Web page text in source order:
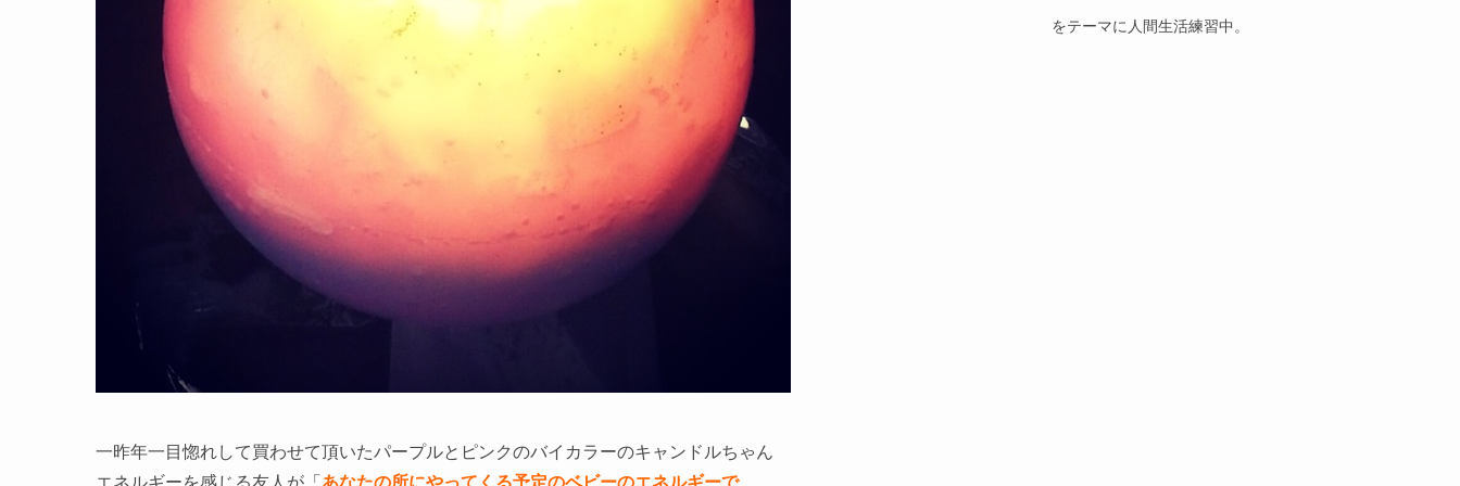
一昨年一目惚れして買わせて頂いたパープルとピンクのバイカラーのキャンドルちゃん
エネルギーを感じる友人が「 あなたの所にやってくる予定のベビーのエネルギーで
をテーマに人間生活練習中。